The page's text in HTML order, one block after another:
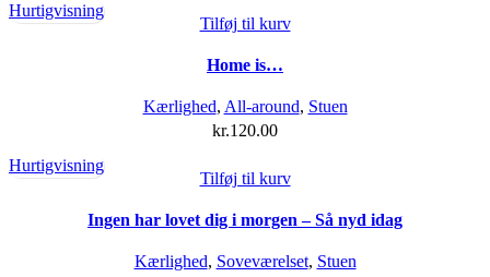
Hurtigvisning
Tilføj til kurv
Home is…
Kærlighed, All-around, Stuen
kr.120.00
Hurtigvisning
Tilføj til kurv
Ingen har lovet dig i morgen – Så nyd idag
Kærlighed, Soveværelset, Stuen